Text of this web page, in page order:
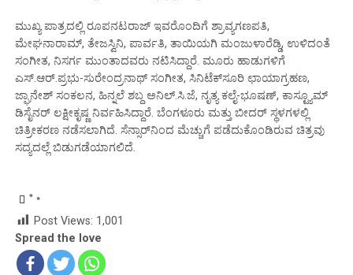
ಮುಖ್ಯ ಪಾತ್ರದಲ್ಲಿ ರೂಪನಟರಾಜ್ ಇವರೊಂದಿಗೆ ಶ್ರಾವ್ಯಗಣಪತಿ,
ಮೇಘನಾರಾಮ್, ತೇಜಸ್ವಿನಿ, ಪಾರ್ವತಿ, ತಾಯಿಯಗಿ ಮಂಜುಳಾರೆಡ್ಡಿ, ಉಳಿದಂತೆ
ಸಂಗೀತ, ನಿಸರ್ಗ ಮುಂತಾದವರು ನಟಿಸಿದ್ದಾರೆ. ಮೂರು ಹಾಡುಗಳಿಗೆ
ಎಸ್.ಆರ್.ಪ್ರಭು-ಸುರೇಂದ್ರನಾಥ್ ಸಂಗೀತ, ಸಿನಿಟೆಕ್‌ಸೂರಿ ಛಾಯಾಗ್ರಹಣ,
ಜ್ಘಾನೇಶ್ ಸಂಕಲನ, ಹಿನ್ನಲೆ ಶಬ್ದ ಅನಿಲ್.ಸಿ.ಜೆ, ನೃತ್ಯ ಕಲೈ-ಭೂಷಣ್, ಕಾಸ್ಟ್ಯೂಮ್
ಡಿಸೈನರ್ ಲಕ್ಷೀಕೃಷ್ಣ ನಿರ್ವಹಿಸಿದ್ದಾರೆ. ಬೆಂಗಳೂರು ಮತ್ತು ಬೀದರ್ ಸ್ಥಳಗಳಲ್ಲಿ
ಚಿತ್ರೀಕರಣ ನಡೆಸಲಾಗಿದೆ. ಸೆನ್ಸಾರ್‌ನಿಂದ ಮೆಚ್ಚುಗೆ ಪಡೆದುಕೊಂಡಿರುವ ಚಿತ್ರವು
ಸದ್ಯದಲ್ಲೆ ಬಿಡುಗಡೆಯಾಗಲಿದೆ.
Post Views: 1,001
Spread the love